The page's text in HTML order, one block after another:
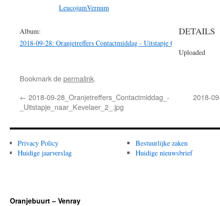
LeucojumVernum
Album:
2018-09-28: Oranjetreffers Contactmiddag - Uitstapje Oranjetreffers
DETAILS
Uploaded
Bookmark depermalink.
← 2018-09-28_Oranjetreffers_Contactmiddag_-
_Uitstapje_naar_Kevelaer_2_.jpg
2018-
Privacy Policy
Huidige jaarverslag
Bestuurlijke zaken
Huidige nieuwsbrief
Oranjebuurt – Venray